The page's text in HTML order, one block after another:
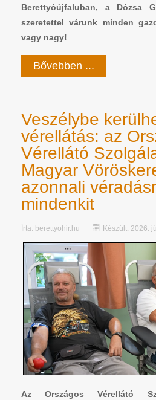
Berettyóújfaluban, a Dózsa
szeretettel várunk minden
vagy nagy!
Bővebben ...
Veszélybe
vérellátás: az
Vérellátó
Magyar
azonnali
mindenkit
Írta: berettyohir.hu Készült: 2026.
Az Országos Vérellátó